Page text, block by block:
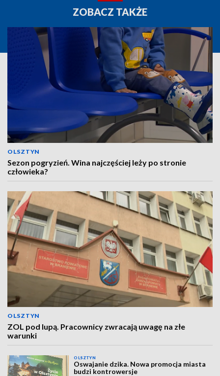
ZOBACZ TAKŻE
OLSZTYN
Sezon pogryzień. Wina najczęściej leży po stronie
człowieka?
OLSZTYN
ZOL pod lupą. Pracownicy zwracają uwagę na złe
warunki
OLSZTYN
Oswajanie dzika. Nowa promocja miasta
budzi kontrowersje